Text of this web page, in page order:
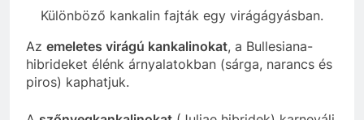
Különböző kankalin fajták egy virágágyásban.
Az emeletes virágú kankalinokat, a Bullesiana-
hibrideket élénk árnyalatokban (sárga, narancs és
piros) kaphatjuk.